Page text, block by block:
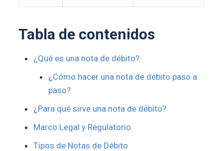
Tabla de contenidos
¿Qué es una nota de débito?
¿Cómo hacer una nota de débito paso a
paso?
¿Para qué sirve una nota de débito?
Marco Legal y Regulatorio
Tipos de Notas de Débito